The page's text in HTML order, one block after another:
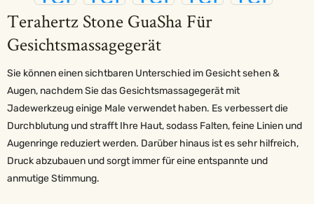
Terahertz Stone GuaSha Für
Gesichtsmassagegerät
Sie können einen sichtbaren Unterschied im Gesicht sehen &
Augen, nachdem Sie das Gesichtsmassagegerät mit
Jadewerkzeug einige Male verwendet haben. Es verbessert die
Durchblutung und strafft Ihre Haut, sodass Falten, feine Linien und
Augenringe reduziert werden. Darüber hinaus ist es sehr hilfreich,
Druck abzubauen und sorgt immer für eine entspannte und
anmutige Stimmung.